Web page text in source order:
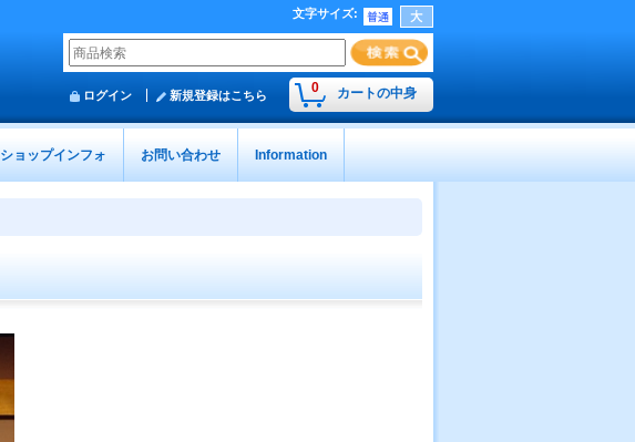
文字サイズ:
0 カートの中身
ログイン 新規登録はこちら
ショップインフォ お問い合わせ Information